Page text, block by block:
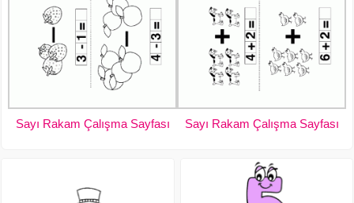
Sayı Rakam Çalışma Sayfası Sayı Rakam Çalışma Sayfası